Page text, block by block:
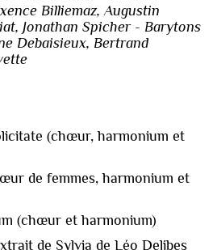
Billiemaz, Augustin
Jonathan Spicher - Barytons
Debaisieux, Bertrand
(chœur, harmonium et
de femmes, harmonium et
(chœur et harmonium)
de Sylvia de Léo Delibes